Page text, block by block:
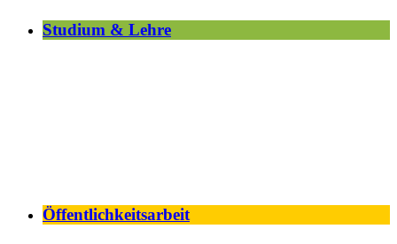
Studium & Lehre
Öffentlichkeitsarbeit